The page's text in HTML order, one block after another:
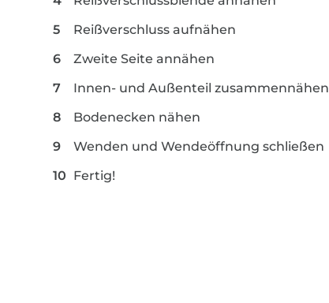
Reißverschluss aufnähen
Zweite Seite annähen
Innen- und Außenteil zusammennähen
Bodenecken nähen
Wenden und Wendeöffnung schließen
Fertig!